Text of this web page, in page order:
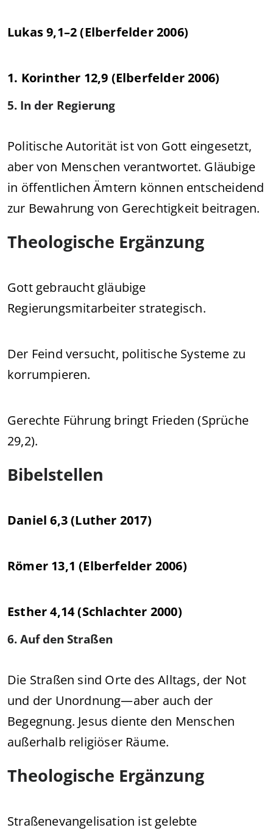
Lukas 9,1–2 (Elberfelder 2006)
1. Korinther 12,9 (Elberfelder 2006)
5. In der Regierung
Politische Autorität ist von Gott eingesetzt,
aber von Menschen verantwortet. Gläubige
in öffentlichen Ämtern können entscheidend
zur Bewahrung von Gerechtigkeit beitragen.
Theologische Ergänzung
Gott gebraucht gläubige
Regierungsmitarbeiter strategisch.
Der Feind versucht, politische Systeme zu
korrumpieren.
Gerechte Führung bringt Frieden (Sprüche
29,2).
Bibelstellen
Daniel 6,3 (Luther 2017)
Römer 13,1 (Elberfelder 2006)
Esther 4,14 (Schlachter 2000)
6. Auf den Straßen
Die Straßen sind Orte des Alltags, der Not
und der Unordnung—aber auch der
Begegnung. Jesus diente den Menschen
außerhalb religiöser Räume.
Theologische Ergänzung
Straßenevangelisation ist gelebte